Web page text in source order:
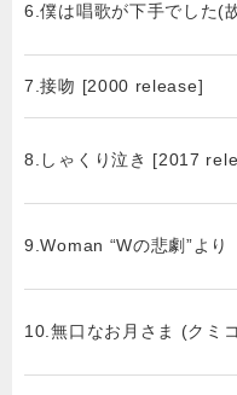
6.僕は唱歌が下手でした(
7.接吻 [2000 release]
8.しゃくり泣き [2017
9.Woman “Wの悲劇”より
10.無口なお月さま (クミ